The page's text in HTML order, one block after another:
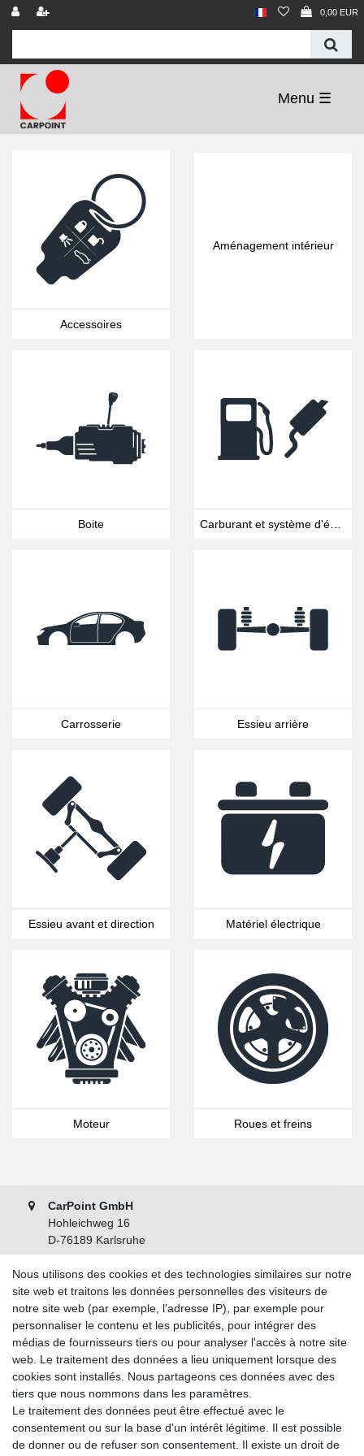
0,00 EUR
☰
Accessoires
Aménagement intérieur
Boite
Carrosserie Essieu arrière
Essieu avant et direction Matériel électrique
Moteur Roues et freins
CarPoint GmbH
Hohleichweg 16
D-76189 Karlsruhe
+49 721 9821 20
+49 721 9821 226
Lundi - Vendredi, 08:00 - 17:00
Renseignements
A propos de nous
Mentions légales
Déclaration de confidentialité
Conditions générales
Droit de rétractation
Nous utilisons des cookies et des technologies similaires sur notre
site web et traitons les données personnelles des visiteurs de
notre site web (par exemple, l'adresse IP), par exemple pour
personnaliser le contenu et les publicités, pour intégrer des
médias de fournisseurs tiers ou pour analyser l'accès à notre site
web. Le traitement des données a lieu uniquement lorsque des
cookies sont installés. Nous partageons ces données avec des
tiers que nous nommons dans les paramètres.
Le traitement des données peut être effectué avec le
consentement ou sur la base d'un intérêt légitime. Il est possible
de donner ou de refuser son consentement. Il existe un droit de